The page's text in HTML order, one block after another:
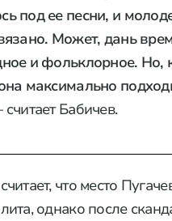
под ее песни, и
Может, дань
и фольклорное. Но,
максимально
Бабичев.
что место
однако после